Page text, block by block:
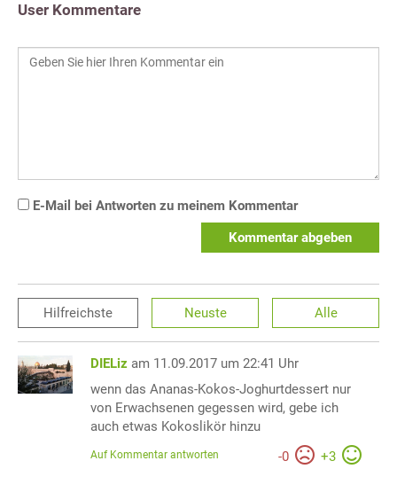
User Kommentare
E-Mail bei Antworten zu meinem Kommentar
Kommentar abgeben
Hilfreichste Neuste Alle
DIELiz am 11.09.2017 um 22:41 Uhr
wenn das Ananas-Kokos-Joghurtdessert nur
von Erwachsenen gegessen wird, gebe ich
auch etwas Kokoslikör hinzu
-0 +3
Auf Kommentar antworten